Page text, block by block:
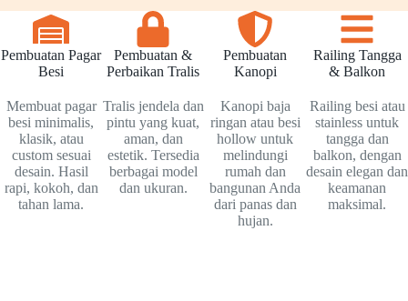
Pembuatan Pagar
Besi
Membuat pagar
besi minimalis,
klasik, atau
custom sesuai
desain. Hasil
rapi, kokoh, dan
tahan lama.
Pembuatan &
Perbaikan Tralis
Tralis jendela dan
pintu yang kuat,
aman, dan
estetik. Tersedia
berbagai model
dan ukuran.
Pembuatan
Kanopi
Kanopi baja
ringan atau besi
hollow untuk
melindungi
rumah dan
bangunan Anda
dari panas dan
hujan.
Railing Tangga
& Balkon
Railing besi atau
stainless untuk
tangga dan
balkon, dengan
desain elegan dan
keamanan
maksimal.